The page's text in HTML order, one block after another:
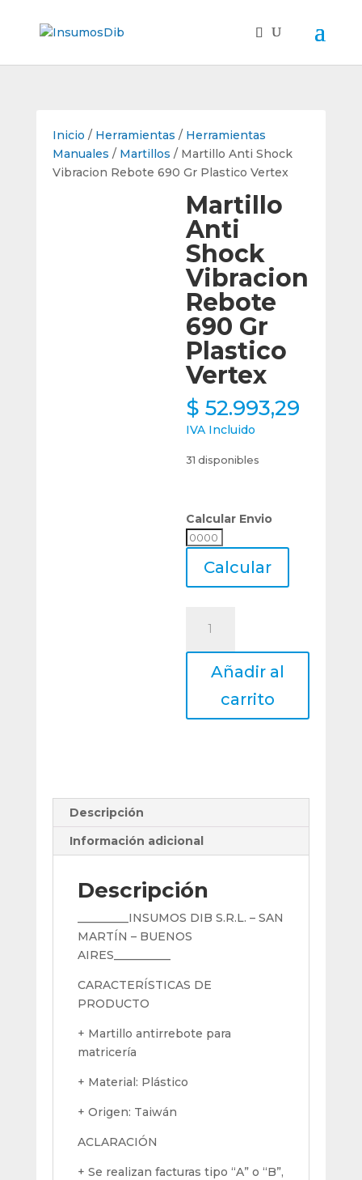
Inicio / Herramientas / Herramientas
Manuales / Martillos / Martillo Anti Shock
Vibracion Rebote 690 Gr Plastico Vertex
Martillo
Anti
Shock
Vibracion
Rebote
690 Gr
Plastico
Vertex
$ 52.993,29
IVA Incluido
31 disponibles
Calcular Envio
Calcular
Calcular
Shock
Vibracion
Añadir al
carrito
Descripción
Información adicional
Descripción
_________INSUMOS DIB S.R.L. – SAN
MARTÍN – BUENOS
AIRES__________
CARACTERÍSTICAS DE
PRODUCTO
+ Martillo antirrebote para
matricería
+ Material: Plástico
+ Origen: Taiwán
ACLARACIÓN
+ Se realizan facturas tipo “A” o “B”,